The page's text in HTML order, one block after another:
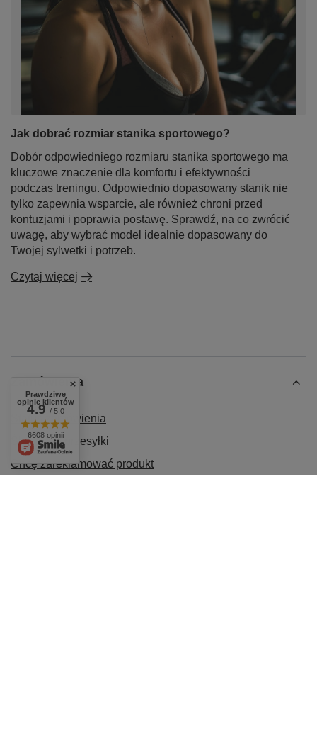
Jak dobrać rozmiar stanika sportowego?
Dobór odpowiedniego rozmiaru stanika sportowego ma
kluczowe znaczenie dla komfortu i efektywności
podczas treningu. Odpowiednio dopasowany stanik nie
tylko zapewnia wsparcie, ale również chroni przed
kontuzjami i poprawia postawę. Sprawdź, na co zwrócić
uwagę, aby wybrać model idealnie dopasowany do
Twojej sylwetki i potrzeb.
Czytaj więcej
Zamówienia
Status zamówienia
Śledzenie przesyłki
Chcę zareklamować produkt
Prawdziwe
opinie klientów
4.9/ 5.0
6608 opinii